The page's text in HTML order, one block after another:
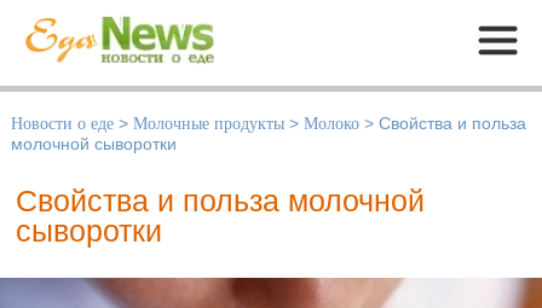
Меню
Новости о еде > Молочные продукты > Молоко > Свойства и польза
молочной сыворотки
Свойства и польза молочной
сыворотки